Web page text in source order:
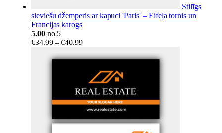
Stilīgs
sieviešu džemperis ar kapuci 'Paris' – Eifeļa tornis un
Francijas karogs
5.00 no 5
€34.99 – €40.99Price
€34.99
through
€40.99